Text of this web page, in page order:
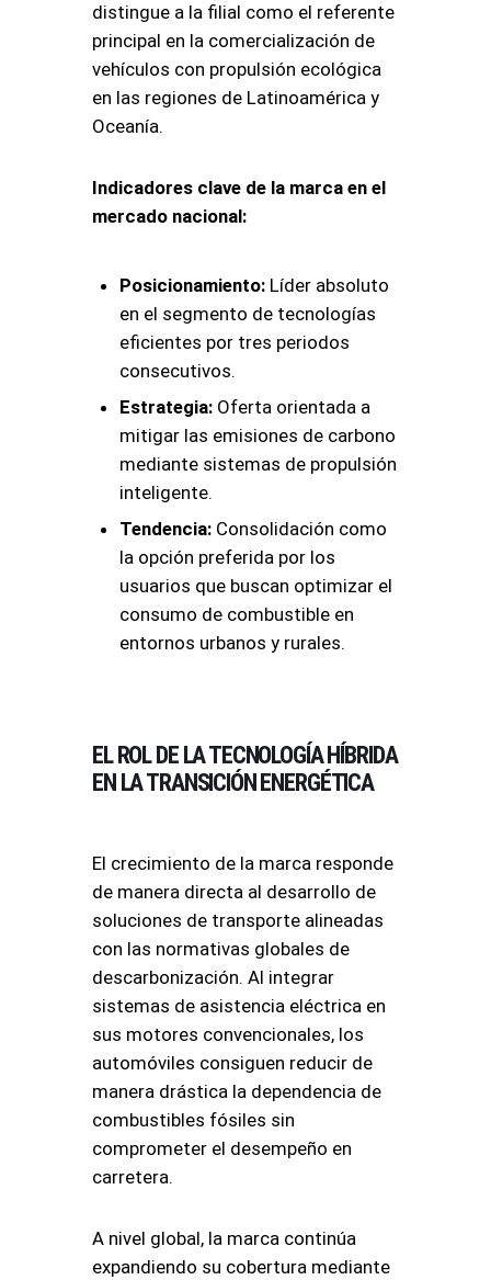
distingue a la filial como el referente
principal en la comercialización de
vehículos con propulsión ecológica
en las regiones de Latinoamérica y
Oceanía.
Indicadores clave de la marca en el
mercado nacional:
Posicionamiento: Líder absoluto
en el segmento de tecnologías
eficientes por tres periodos
consecutivos.
Estrategia: Oferta orientada a
mitigar las emisiones de carbono
mediante sistemas de propulsión
inteligente.
Tendencia: Consolidación como
la opción preferida por los
usuarios que buscan optimizar el
consumo de combustible en
entornos urbanos y rurales.
EL ROL DE LA TECNOLOGÍA HÍBRIDA
EN LA TRANSICIÓN ENERGÉTICA
El crecimiento de la marca responde
de manera directa al desarrollo de
soluciones de transporte alineadas
con las normativas globales de
descarbonización. Al integrar
sistemas de asistencia eléctrica en
sus motores convencionales, los
automóviles consiguen reducir de
manera drástica la dependencia de
combustibles fósiles sin
comprometer el desempeño en
carretera.
A nivel global, la marca continúa
expandiendo su cobertura mediante